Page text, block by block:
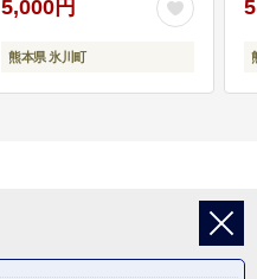
5,000円
熊本県 氷川町